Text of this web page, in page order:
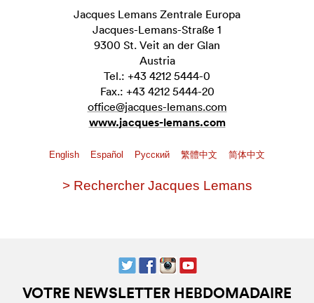
Jacques Lemans Zentrale Europa
Jacques-Lemans-Straße 1
9300 St. Veit an der Glan
Austria
Tel.: +43 4212 5444-0
Fax.: +43 4212 5444-20
office@jacques-lemans.com
www.jacques-lemans.com
English Español Pусский 繁體中文 简体中文
> Rechercher Jacques Lemans
VOTRE NEWSLETTER HEBDOMADAIRE